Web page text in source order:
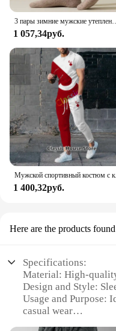
1 057,34руб.
Мужской спортивный
1 400,32руб.
Here are the products
Specifications:
Material: High-
Design and Style:
Usage and Purpose:
casual wear